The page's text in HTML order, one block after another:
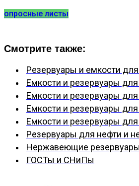
опросные листы
Смотрите также:
Резервуары и емкости для
Емкости и резервуары
Емкости и резервуары
Емкости и резервуары
Емкости и резервуары для
Резервуары для нефти и
Нержавеющие резервуары
ГОСТы и СНиПы